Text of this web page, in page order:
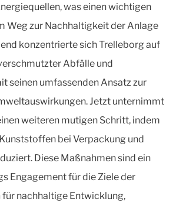
was einen wichtigen
Weg zur Nachhaltigkeit der Anlage
konzentrierte sich Trelleborg auf
Abfälle und
seinen umfassenden Ansatz zur
Jetzt unternimmt
weiteren mutigen Schritt, indem
bei Verpackung und
Diese Maßnahmen sind ein
Engagement für die Ziele der
nachhaltige Entwicklung,